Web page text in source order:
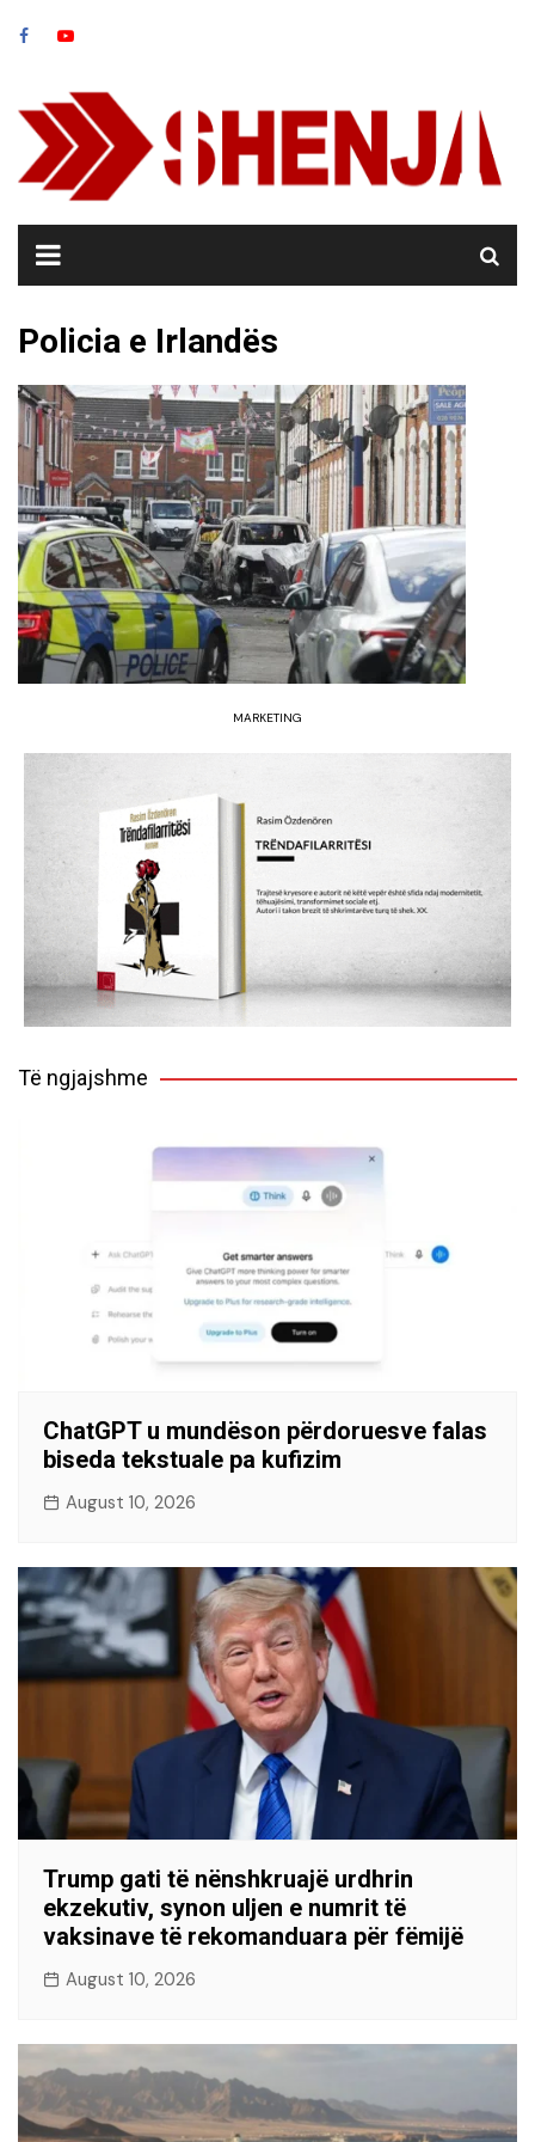
Policia e Irlandës
MARKETING
Të ngjajshme
ChatGPT u mundëson përdoruesve falas
biseda tekstuale pa kufizim
August 10, 2026
Trump gati të nënshkruajë urdhrin
ekzekutiv, synon uljen e numrit të
vaksinave të rekomanduara për fëmijë
August 10, 2026